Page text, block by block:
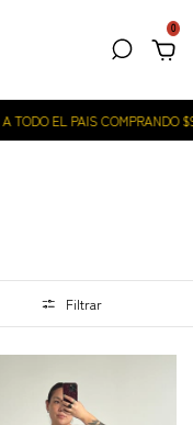
0
PAIS COMPRANDO $99.000
Filtrar